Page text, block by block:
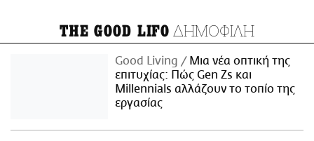
THE GOOD LIFO ΔΗΜΟΦΙΛΗ
Good Living
Μια νέα οπτική της
επιτυχίας: Πώς Gen Zs και
Millennials αλλάζουν το τοπίο της
εργασίας